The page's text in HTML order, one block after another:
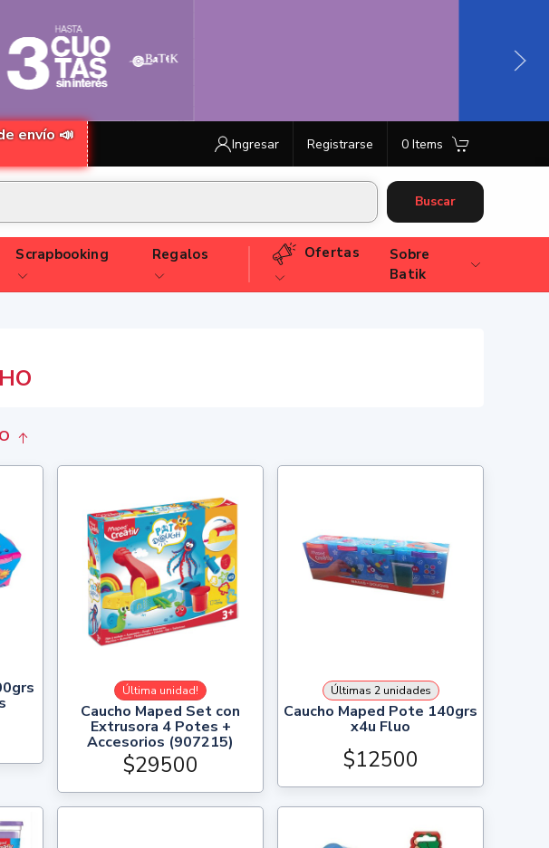
envío 📣 Ingresar Registrarse 0 Items
Buscar
Scrapbooking Regalos Ofertas
Sobre
Batik
Última unidad!
Caucho Maped Set con
Extrusora 4 Potes +
Accesorios (907215)
$29500
Últimas 2 unidades
Caucho Maped Pote 140grs
x4u Fluo
$12500